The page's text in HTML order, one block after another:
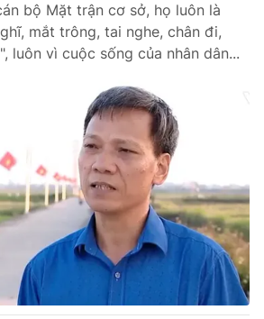
bộ Mặt trận cơ sở, họ luôn là
mắt trông, tai nghe, chân đi,
luôn vì cuộc sống của nhân dân...